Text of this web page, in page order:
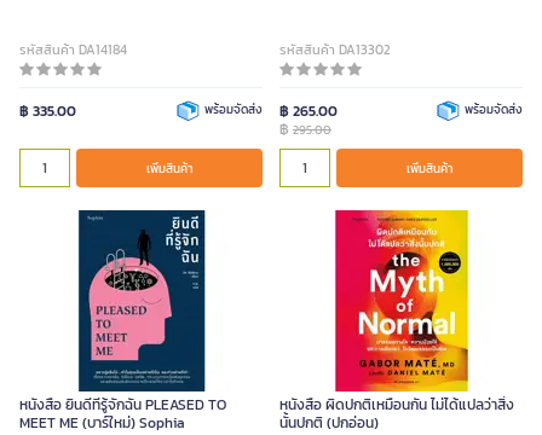
รหัสสินค้า DA14184
฿ 335.00 พร้อมจัดส่ง
เพิ่มสินค้า
รหัสสินค้า DA13302
฿ 265.00
฿ 295.00
พร้อมจัดส่ง
เพิ่มสินค้า
หนังสือ ยินดีที่รู้จักฉัน PLEASED TO
MEET ME (บาร์ใหม่) Sophia
หนังสือ ผิดปกติเหมือนกัน ไม่ได้แปลว่าสิ่ง
นั้นปกติ (ปกอ่อน)